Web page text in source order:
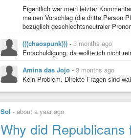
Ich finde ihn gut und werde ihn ab sofort
Ich finde ihn gut, würde mit der Anwendung
Ich bevorzuge "they".
Ich bevorzuge "dey" oder eine andere
Ich bevorzuge eine Konstruktion aus
Ich finde keinen der Vorschläge gut, finde
Ich finde keinen der Vorschläge gut und
Eigentlich war mein letzter
meinen Vorschlag (die dritte Person
bezüglich geschlechtsneutraler
(((chaospunk))) - 3 months ago
Entschuldigung, da wollte ich nicht
Amina das Jojo - 3 months ago
Kein Problem. Direkte Fragen sind
Sol - about a year ago
Why did Republicans